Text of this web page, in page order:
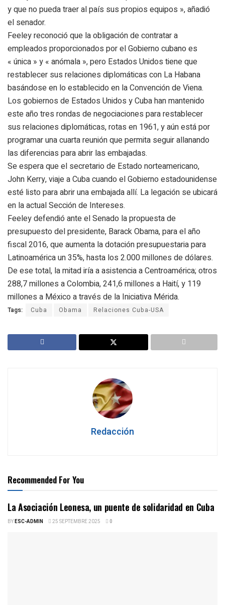
y que no pueda traer al país sus propios equipos », añadió
el senador.
Feeley reconoció que la obligación de contratar a
empleados proporcionados por el Gobierno cubano es
« única » y « anómala », pero Estados Unidos tiene que
restablecer sus relaciones diplomáticas con La Habana
basándose en lo establecido en la Convención de Viena.
Los gobiernos de Estados Unidos y Cuba han mantenido
este año tres rondas de negociaciones para restablecer
sus relaciones diplomáticas, rotas en 1961, y aún está por
programar una cuarta reunión que permita seguir allanando
las diferencias para abrir las embajadas.
Se espera que el secretario de Estado norteamericano,
John Kerry, viaje a Cuba cuando el Gobierno estadounidense
esté listo para abrir una embajada allí. La legación se ubicará
en la actual Sección de Intereses.
Feeley defendió ante el Senado la propuesta de
presupuesto del presidente, Barack Obama, para el año
fiscal 2016, que aumenta la dotación presupuestaria para
Latinoamérica un 35%, hasta los 2.000 millones de dólares.
De ese total, la mitad iría a asistencia a Centroamérica; otros
288,7 millones a Colombia, 241,6 millones a Haití, y 119
millones a México a través de la Iniciativa Mérida.
Tags: Cuba Obama Relaciones Cuba-USA
Redacción
Recommended For You
La Asociación Leonesa, un puente de solidaridad en Cuba
BYESC-ADMIN 25 SEPTEMBRE 2025 0